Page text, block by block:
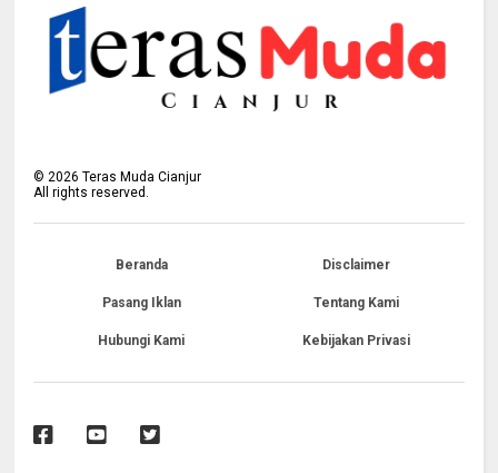
©2026 Teras Muda Cianjur
All rights reserved.
Beranda Disclaimer
Pasang Iklan Tentang Kami
Hubungi Kami Kebijakan Privasi